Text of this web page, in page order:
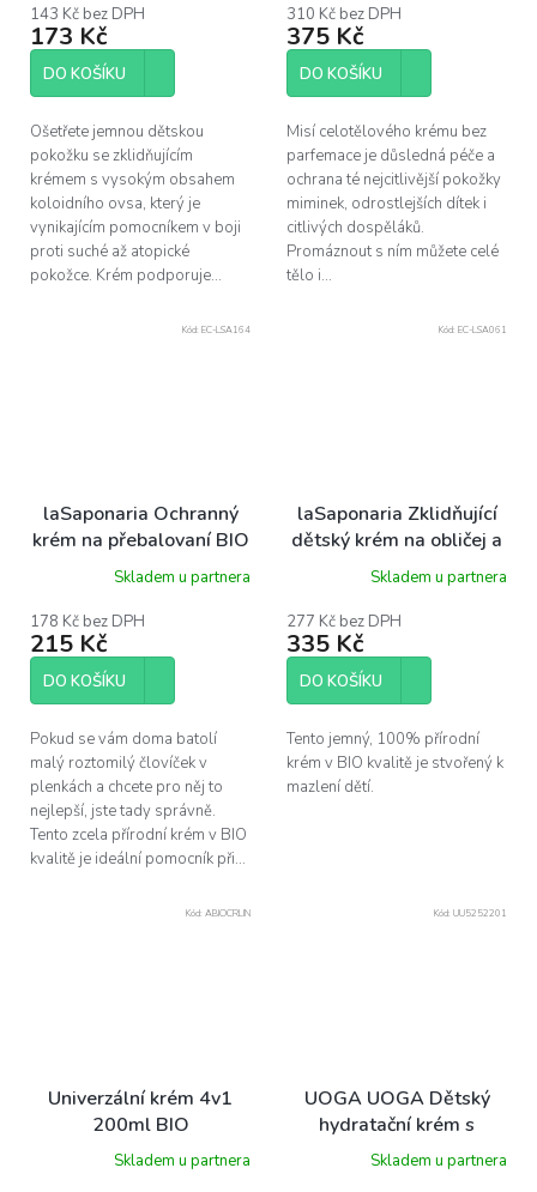
143 Kč bez DPH
173 Kč
DO KOŠÍKU
Ošetřete jemnou dětskou
pokožku se zklidňujícím
krémem s vysokým obsahem
koloidního ovsa, který je
vynikajícím pomocníkem v boji
proti suché až atopické
pokožce. Krém podporuje...
310 Kč bez DPH
375 Kč
DO KOŠÍKU
Misí celotělového krému bez
parfemace je důsledná péče a
ochrana té nejcitlivější pokožky
miminek, odrostlejších dítek i
citlivých dospěláků.
Promáznout s ním můžete celé
tělo i...
laSaponaria Ochranný
krém na přebalovaní BIO
- pro spokojená miminka,
Skladem u partnera
178 Kč bez DPH
215 Kč
DO KOŠÍKU
Pokud se vám doma batolí
malý roztomilý človíček v
plenkách a chcete pro něj to
nejlepší, jste tady správně.
Tento zcela přírodní krém v BIO
kvalitě je ideální pomocník při...
Kód: EC-LSA164
laSaponaria Zklidňující
dětský krém na obličej a
tělo BIO, 150 ml
Skladem u partnera
277 Kč bez DPH
335 Kč
DO KOŠÍKU
Tento jemný, 100% přírodní
krém v BIO kvalitě je stvořený k
mazlení dětí.
Kód: EC-LSA061
Univerzální krém 4v1
200ml BIO
Skladem u partnera
Kód: ABIOCRLIN
UOGA UOGA Dětský
hydratační krém s
vanilkou NIKI, 150 ml
Skladem u partnera
Kód: UU5252201